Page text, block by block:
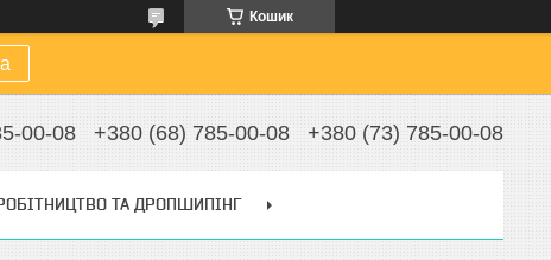
Кошик
00-08 +380 (68) 785-00-08 +380 (73) 785-00-08
ТА ДРОПШИПІНГ